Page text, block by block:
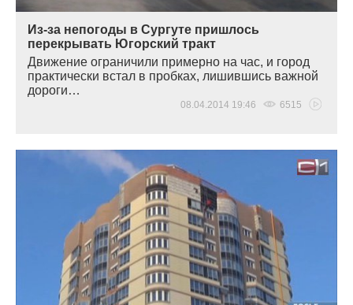
Из-за непогоды в Сургуте пришлось
перекрывать Югорский тракт
Движение ограничили примерно на час, и город
практически встал в пробках, лишившись важной
дороги…
08.04.2014 19:46 6515